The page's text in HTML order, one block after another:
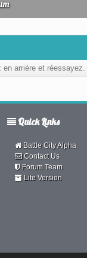
en arrière et réessayez.
Quick Links
Battle City Alpha
Contact Us
Forum Team
Lite Version